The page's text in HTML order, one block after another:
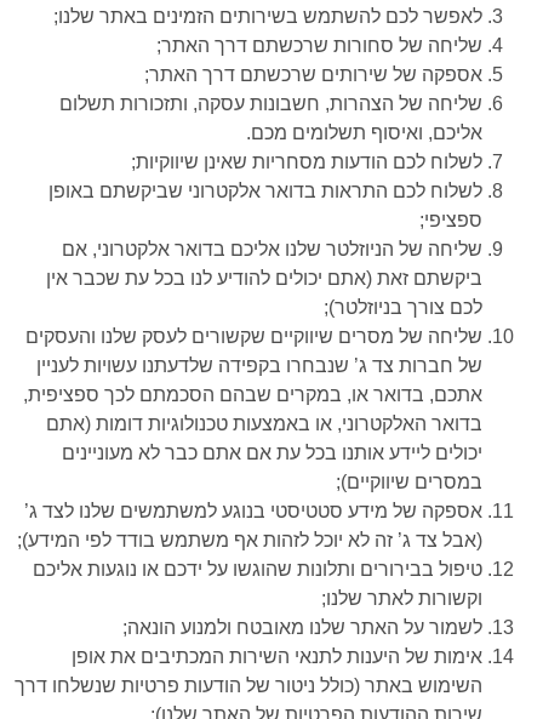
לאפשר לכם להשתמש בשירותים הזמינים באתר שלנו;
שליחה של סחורות שרכשתם דרך האתר;
אספקה של שירותים שרכשתם דרך האתר;
שליחה של הצהרות, חשבונות עסקה, ותזכורות תשלום
אליכם, ואיסוף תשלומים מכם.
לשלוח לכם הודעות מסחריות שאינן שיווקיות;
לשלוח לכם התראות בדואר אלקטרוני שביקשתם באופן
ספציפי;
שליחה של הניוזלטר שלנו אליכם בדואר אלקטרוני, אם
ביקשתם זאת (אתם יכולים להודיע לנו בכל עת שכבר אין
לכם צורך בניוזלטר);
שליחה של מסרים שיווקיים שקשורים לעסק שלנו והעסקים
של חברות צד ג’ שנבחרו בקפידה שלדעתנו עשויות לעניין
אתכם, בדואר או, במקרים שבהם הסכמתם לכך ספציפית,
בדואר האלקטרוני, או באמצעות טכנולוגיות דומות (אתם
יכולים ליידע אותנו בכל עת אם אתם כבר לא מעוניינים
במסרים שיווקיים);
אספקה של מידע סטטיסטי בנוגע למשתמשים שלנו לצד ג’
(אבל צד ג’ זה לא יוכל לזהות אף משתמש בודד לפי המידע);
טיפול בבירורים ותלונות שהוגשו על ידכם או נוגעות אליכם
וקשורות לאתר שלנו;
לשמור על האתר שלנו מאובטח ולמנוע הונאה;
אימות של היענות לתנאי השירות המכתיבים את אופן
השימוש באתר (כולל ניטור של הודעות פרטיות שנשלחו דרך
שירות ההודעות הפרטיות של האתר שלנו);